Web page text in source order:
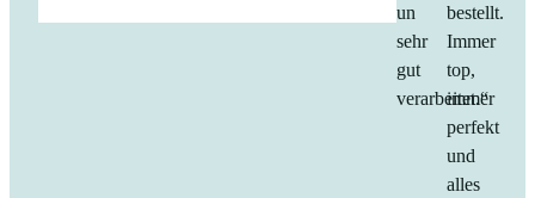
un
sehr
gut
verarbeitet.“
bestellt.
Immer
top,
immer
perfekt
und
alles